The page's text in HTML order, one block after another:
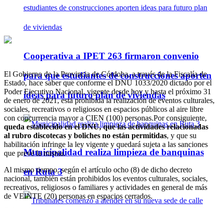
Cooperativa a IPET 263 firmaron convenio
para que estudiantes de construcciones aporten
ideas para futuro plan de viviendas
Municipalidad realiza limpieza de banquinas
en Ruta 3
El Gobierno de la Provincia de Córdoba, a través de la Fiscalía de
Estado, hace saber que conforme el DNU 1033/2020 dictado por el
Poder Ejecutivo Nacional, vigente desde hoy y hasta el próximo 31
de enero de 2021, está prohibida la realización de eventos culturales,
sociales, recreativos o religiosos en espacios públicos al aire libre
con concurrencia mayor a CIEN (100) personas.Por consiguiente,
queda establecido en el DNU, que las actividades relacionadas
al rubro discotecas y boliches no están permitidas, y que su
habilitación infringe la ley vigente y quedará sujeta a las sanciones
que prevé la misma.
Al mismo tiempo, según el artículo ocho (8) de dicho decreto
nacional, también están prohibidos los eventos culturales, sociales,
recreativos, religiosos o familiares y actividades en general de más
de VEINTE (20) personas en espacios cerrados.